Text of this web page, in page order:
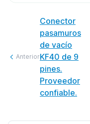
Anterior
Conector
pasamuros
de vacío
KF40 de 9
pines.
Proveedor
confiable.